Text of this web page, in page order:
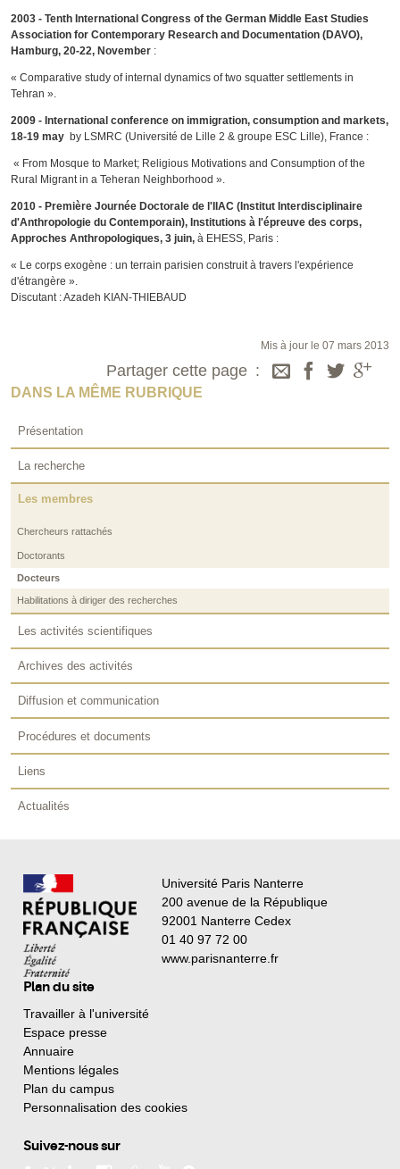
2003 - Tenth International Congress of the German Middle East Studies
Association for Contemporary Research and Documentation (DAVO),
Hamburg, 20-22, November :
« Comparative study of internal dynamics of two squatter settlements in
Tehran ».
2009 - International conference on immigration, consumption and markets,
18-19 may by LSMRC (Université de Lille 2 & groupe ESC Lille), France :
« From Mosque to Market; Religious Motivations and Consumption of the
Rural Migrant in a Teheran Neighborhood ».
2010 - Première Journée Doctorale de l'IIAC (Institut Interdisciplinaire
d'Anthropologie du Contemporain), Institutions à l'épreuve des corps,
Approches Anthropologiques, 3 juin, à EHESS, Paris :
« Le corps exogène : un terrain parisien construit à travers l'expérience
d'étrangère ».
Discutant : Azadeh KIAN-THIEBAUD
Mis à jour le 07 mars 2013
Partager cette page
DANS LA MÊME RUBRIQUE
Présentation
La recherche
Les membres
Chercheurs rattachés
Doctorants
Docteurs
Habilitations à diriger des recherches
Les activités scientifiques
Archives des activités
Diffusion et communication
Procédures et documents
Liens
Actualités
Université Paris Nanterre
200 avenue de la République
92001 Nanterre Cedex
01 40 97 72 00
www.parisnanterre.fr
Plan du site
Travailler à l'université
Espace presse
Annuaire
Mentions légales
Plan du campus
Personnalisation des cookies
Suivez-nous sur